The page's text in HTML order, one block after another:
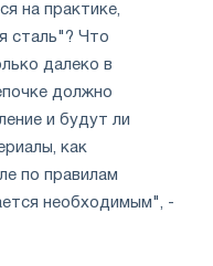
на практике,
сталь"? Что
далеко в
должно
и будут ли
как
по правилам
необходимым", -